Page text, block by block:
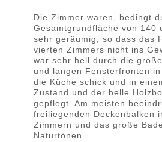
Die Zimmer waren, bedingt
Gesamtgrundfläche von 140
sehr geräumig, so dass das
vierten Zimmers nicht ins
war sehr hell durch die
und langen Fensterfronten in
die Küche schick und in
Zustand und der helle
gepflegt. Am meisten
freiliegenden Deckenbalken
Zimmern und das große
Naturtönen.